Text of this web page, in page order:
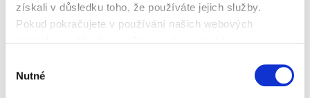
získali v důsledku toho, že používáte jejich služby.
Pokud pokračujete v používání našich webových
souhlasu
Nutné